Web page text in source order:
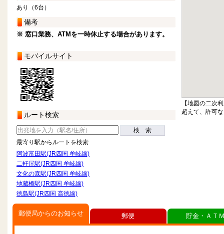
あり（6台）
備考
※ 窓口業務、ATMを一時休止する場合があります。
モバイルサイト
ルート検索
検 索
最寄り駅からルートを検索
阿波富田駅(JR四国 牟岐線)
二軒屋駅(JR四国 牟岐線)
文化の森駅(JR四国 牟岐線)
地蔵橋駅(JR四国 牟岐線)
徳島駅(JR四国 高徳線)
【地図の二次
超えて、許可
郵便局からのお知らせ 郵便 貯金・ＡＴ